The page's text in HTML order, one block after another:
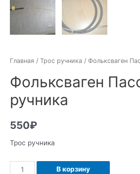
Главная / Трос ручника / Фольксваген
Фольксваген
ручника
550₽
Трос ручника
Количество
В корзину